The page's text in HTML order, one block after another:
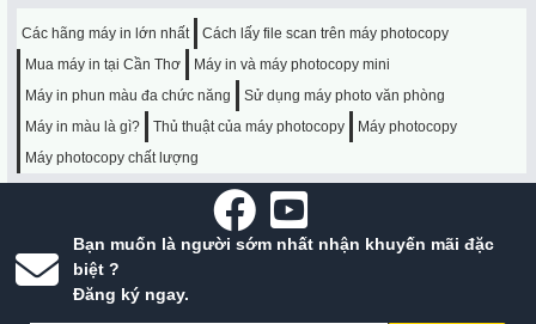
Các hãng máy in lớn nhất
Cách lấy file scan trên máy photocopy
Mua máy in tại Cần Thơ
Máy in và máy photocopy mini
Máy in phun màu đa chức năng
Sử dụng máy photo văn phòng
Máy in màu là gì?
Thủ thuật của máy photocopy
Máy photocopy
Máy photocopy chất lượng
Bạn muốn là người sớm nhất nhận khuyến mãi đặc
biệt ?
Đăng ký ngay.